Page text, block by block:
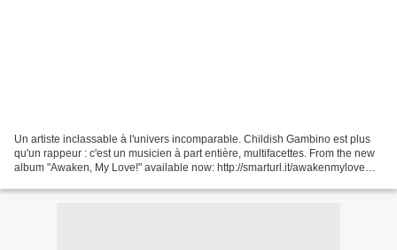
Un artiste inclassable à l'univers incomparable. Childish Gambino est plus
qu'un rappeur : c'est un musicien à part entière, multifacettes. From the new
album "Awaken, My Love!" available now: http://smarturl.it/awakenmylove